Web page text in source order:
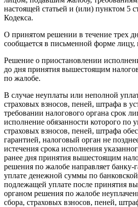
настоящей статьей и (или) пунктом 5
Кодекса.
О принятом решении в течение трех
сообщается в письменной форме
Решение о приостановлении
до дня принятия вышестоящим
по жалобе.
В случае неуплаты или неполной
страховых взносов, пеней, штрафа в
требовании налогового органа срок
исполнение обязанности которого по
страховых взносов, пеней, штрафа
гарантией, налоговый орган не
истечения срока исполнения
ранее дня принятия вышестоящим
решения по жалобе направляет банку-
уплате денежной суммы по
подлежащей уплате после принятия
органом решения по жалобе
сбора, страховых взносов, пеней,